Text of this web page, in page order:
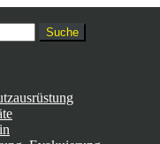
Suche